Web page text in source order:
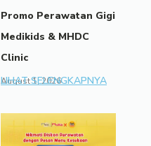
Promo Perawatan Gigi
Medikids & MHDC
Clinic
August 1, 2026
LIHAT SELENGKAPNYA